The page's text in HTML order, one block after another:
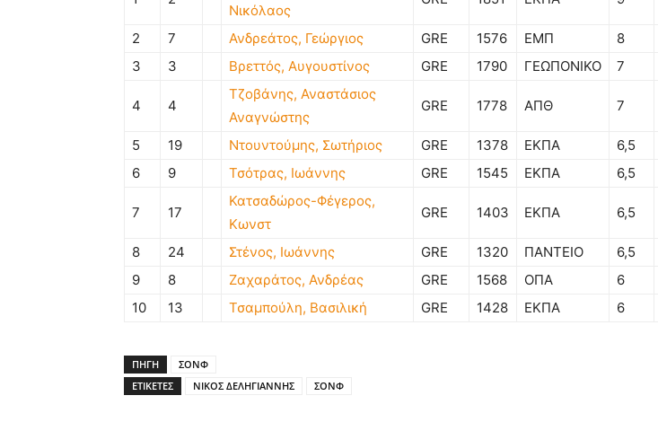
Νικόλαος
2 7 Ανδρεάτος, Γεώργιος GRE 1576 ΕΜΠ 8
3
3 Βρεττός, Αυγουστίνος GRE 1790 ΓΕΩΠΟΝΙΚΟ 7
4 4
Τζοβάνης, Αναστάσιος
Αναγνώστης
GRE 1778 ΑΠΘ 7
5 19 Ντουντούμης, Σωτήριος GRE 1378 ΕΚΠΑ 6,5
6
9 Τσότρας, Ιωάννης GRE 1545 ΕΚΠΑ 6,5
7 17
Κατσαδώρος-Φέγερος,
Κωνστ
GRE 1403 ΕΚΠΑ 6,5
8 24 Στένος, Ιωάννης GRE 1320 ΠΑΝΤΕΙΟ 6,5
9
8 Ζαχαράτος, Ανδρέας GRE 1568 ΟΠΑ 6
10
13 Τσαμπούλη, Βασιλική GRE 1428 ΕΚΠΑ 6
ΠΗΓΗ
ΣΟΝΦ
ΕΤΙΚΕΤΕΣ
ΝΙΚΟΣ ΔΕΛΗΓΙΑΝΝΗΣ ΣΟΝΦ